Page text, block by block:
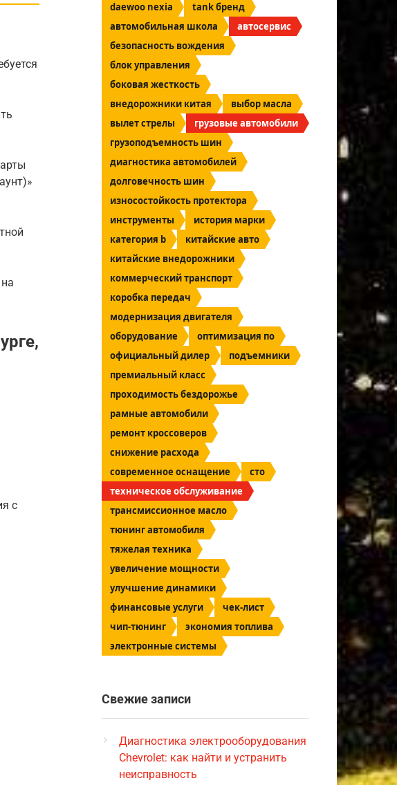
с
daewoo nexia
tank бренд
автомобильная школа
автосервис
безопасность вождения
блок управления
боковая жесткость
внедорожники китая
выбор масла
вылет стрелы
грузовые автомобили
грузоподъемность шин
диагностика автомобилей
долговечность шин
износостойкость протектора
инструменты
история марки
категория b
китайские авто
китайские внедорожники
коммерческий транспорт
коробка передач
модернизация двигателя
оборудование
оптимизация по
официальный дилер
подъемники
премиальный класс
проходимость бездорожье
рамные автомобили
ремонт кроссоверов
снижение расхода
современное оснащение
сто
техническое обслуживание
трансмиссионное масло
тюнинг автомобиля
тяжелая техника
увеличение мощности
улучшение динамики
финансовые услуги
чек-лист
чип-тюнинг
экономия топлива
электронные системы
Свежие записи
Диагностика электрооборудования
Chevrolet: как найти и устранить
неисправность